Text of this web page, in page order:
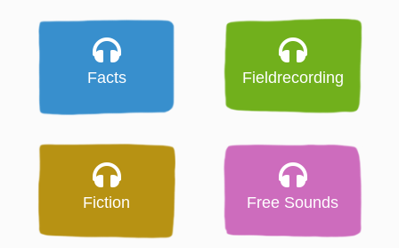
Facts Fieldrecording
Fiction Free Sounds